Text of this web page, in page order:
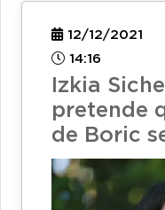
12/12/2021
14:16
Izkia
pretende
de Boric